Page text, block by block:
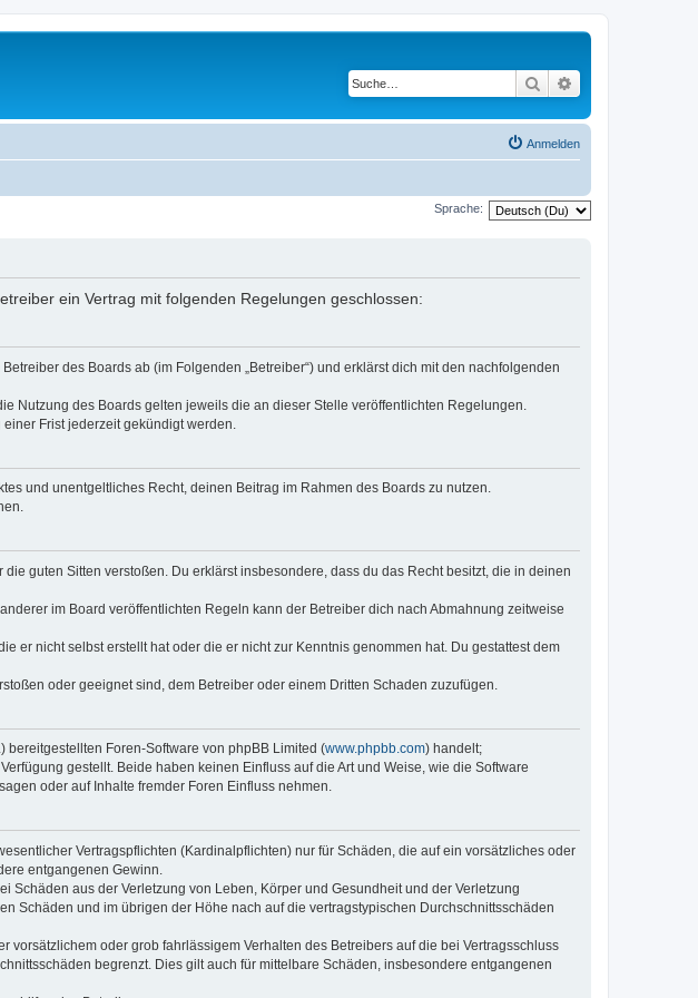
Suche
Anmelden
Sprache:
ein Vertrag mit folgenden Regelungen geschlossen:
des Boards ab (im Folgenden „Betreiber“) und erklärst dich mit den nachfolgenden
Nutzung des Boards gelten jeweils die an dieser Stelle veröffentlichten Regelungen.
Frist jederzeit gekündigt werden.
und unentgeltliches Recht, deinen Beitrag im Rahmen des Boards zu nutzen.
guten Sitten verstoßen. Du erklärst insbesondere, dass du das Recht besitzt, die in deinen
im Board veröffentlichten Regeln kann der Betreiber dich nach Abmahnung zeitweise
er nicht selbst erstellt hat oder die er nicht zur Kenntnis genommen hat. Du gestattest dem
oder geeignet sind, dem Betreiber oder einem Dritten Schaden zuzufügen.
bereitgestellten Foren-Software von phpBB Limited (www.phpbb.com) handelt;
gestellt. Beide haben keinen Einfluss auf die Art und Weise, wie die Software
oder auf Inhalte fremder Foren Einfluss nehmen.
Vertragspflichten (Kardinalpflichten) nur für Schäden, die auf ein vorsätzliches oder
entgangenen Gewinn.
aus der Verletzung von Leben, Körper und Gesundheit und der Verletzung
Schäden und im übrigen der Höhe nach auf die vertragstypischen Durchschnittsschäden
oder grob fahrlässigem Verhalten des Betreibers auf die bei Vertragsschluss
begrenzt. Dies gilt auch für mittelbare Schäden, insbesondere entgangenen